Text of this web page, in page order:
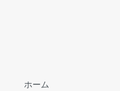
ホーム